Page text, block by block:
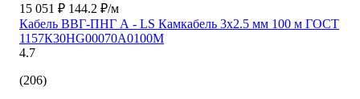
15 051 ₽ 144.2 ₽/м
Кабель ВВГ-ПНГ А - LS Камкабель 3x2.5 мм 100 м ГОСТ
1157К30HG00070А0100М
4.7
(206)